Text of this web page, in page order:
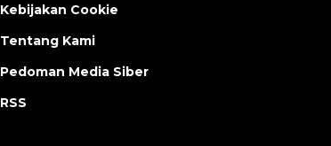
Kebijakan Cookie
Tentang Kami
Pedoman Media Siber
RSS